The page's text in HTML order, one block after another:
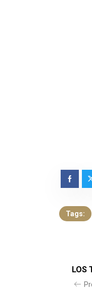
Tags:
LOS